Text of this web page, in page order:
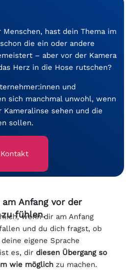
hast dein Thema im
die ein oder andere
– aber vor der Kamera
Herz in die Hose rutschen?
und
sich manchmal unwohl, wenn
sehen und die
sollen.
Kontakt
Anfang vor der
zu fühlen.
wenn dir am Anfang
und du dich fragst, ob
eigene Sprache
es, dir diesen Übergang so
wie möglich zu machen.